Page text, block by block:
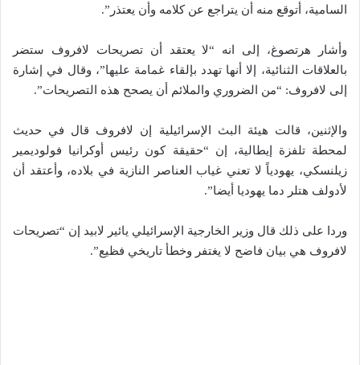
السامية، أتوقع منه أن يتراجع عن كلامه وأن يعتذر”.
وأشار هرتصوغ، إلى انه “لا يعتقد أن تصريحات لافروف ستضر
بالعلاقات الثنائية، إلا أنها تهدد بإلقاء غمامة عليها”، وقال في إشارة
إلى لافروف: “من الضروري والملائم أن يصحح هذه التصريحات”.
والإثنين، قالت هيئة البث الإسرائيلية إن لافروف قال في حديث
لمحطة تلفزة إيطالية، إن “حقيقة كون رئيس أوكرانيا فولوديمير
زيلنسكي، يهودياً لا تعني غياب العناصر النازية في بلاده، وأعتقد أن
لأدولف هتلر دما يهوديا أيضا”.
وردا على ذلك قال وزير الخارجية الإسرائيلي يائير لابيد إن “تصريحات
لافروف هي بيان فاضح لا يغتفر وخطأ تاريخي فظيع”.